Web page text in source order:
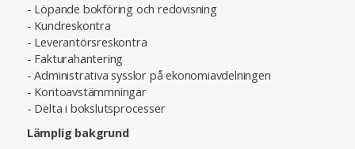
- Löpande bokföring och redovisning
- Kundreskontra
- Leverantörsreskontra
- Fakturahantering
- Administrativa sysslor på ekonomiavdelningen
- Kontoavstämmningar
- Delta i bokslutsprocesser
Lämplig bakgrund